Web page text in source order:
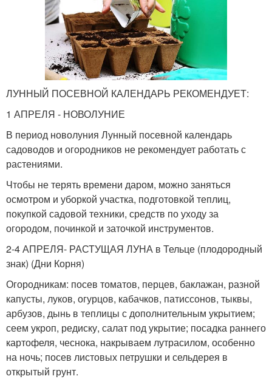
ЛУННЫЙ ПОСЕВНОЙ КАЛЕНДАРЬ РЕКОМЕНДУЕТ:
1 АПРЕЛЯ - НОВОЛУНИЕ
В период новолуния Лунный посевной календарь
садоводов и огородников не рекомендует работать с
растениями.
Чтобы не терять времени даром, можно заняться
осмотром и уборкой участка, подготовкой теплиц,
покупкой садовой техники, средств по уходу за
огородом, починкой и заточкой инструментов.
2-4 АПРЕЛЯ- РАСТУЩАЯ ЛУНА в Тельце (плодородный
знак) (Дни Корня)
Огородникам: посев томатов, перцев, баклажан, разной
капусты, луков, огурцов, кабачков, патиссонов, тыквы,
арбузов, дынь в теплицы с дополнительным укрытием;
сеем укроп, редиску, салат под укрытие; посадка раннего
картофеля, чеснока, накрываем лутрасилом, особенно
на ночь; посев листовых петрушки и сельдерея в
открытый грунт.